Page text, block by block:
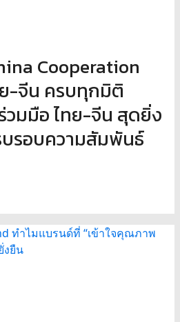
Cooperation
ย-จีน ครบทุกมิติ
วมมือ ไทย-จีน สุดยิ่ง
บรอบความสัมพันธ์